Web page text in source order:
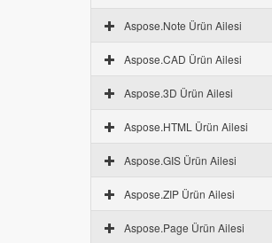
Aspose.Note Ürün Ailesi
Aspose.CAD Ürün Ailesi
Aspose.3D Ürün Ailesi
Aspose.HTML Ürün Ailesi
Aspose.GIS Ürün Ailesi
Aspose.ZIP Ürün Ailesi
Aspose.Page Ürün Ailesi